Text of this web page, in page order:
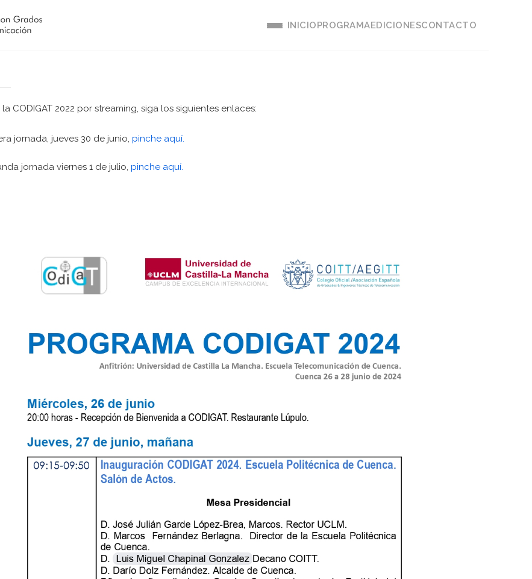
INICIOPROGRAMAEDICIONESCONTACTO
la CODIGAT 2022 por streaming, siga los siguientes enlaces:
jornada, jueves 30 de junio, pinche aquí.
jornada viernes 1 de julio, pinche aquí.